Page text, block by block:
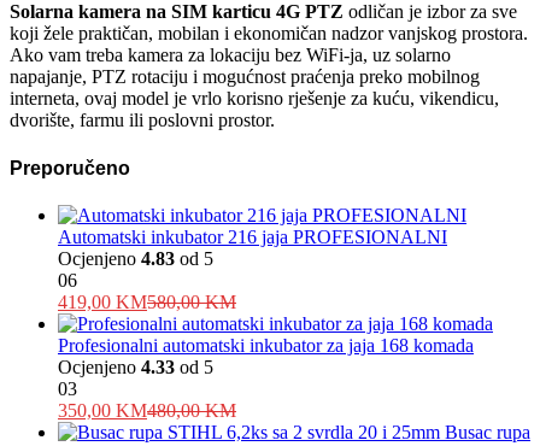
Solarna kamera na SIM karticu 4G PTZ odličan je izbor za sve
koji žele praktičan, mobilan i ekonomičan nadzor vanjskog prostora.
Ako vam treba kamera za lokaciju bez WiFi-ja, uz solarno
napajanje, PTZ rotaciju i mogućnost praćenja preko mobilnog
interneta, ovaj model je vrlo korisno rješenje za kuću, vikendicu,
dvorište, farmu ili poslovni prostor.
Preporučeno
Automatski inkubator 216 jaja PROFESIONALNI
Ocjenjeno 4.83 od 5
06
419,00 KM580,00KM
Profesionalni automatski inkubator za jaja 168 komada
Ocjenjeno 4.33 od 5
03
350,00 KM480,00KM
Busac rupa